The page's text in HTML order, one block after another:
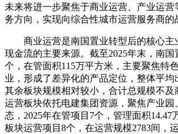
未来将进一步聚焦于商业运营、产业运营
务方向，实现向综合性城市运营服务商的
商业运营是南国置业转型后的核心主
现金流的主要来源。截至2025年末，南国
个，在管面积115万平方米，主要聚焦特
业，形成了差异化的产品定位，整体平均
其余板块规模相对较小，合计总规模不及
运营板块依托电建集团资源，聚焦产业园
态，2025年在管项目7个，管理面积14.47
板块运营项目8个，在运营规模2783间，